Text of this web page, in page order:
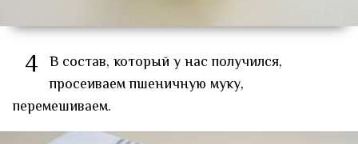
4 В состав, который у нас получился,
просеиваем пшеничную муку,
перемешиваем.